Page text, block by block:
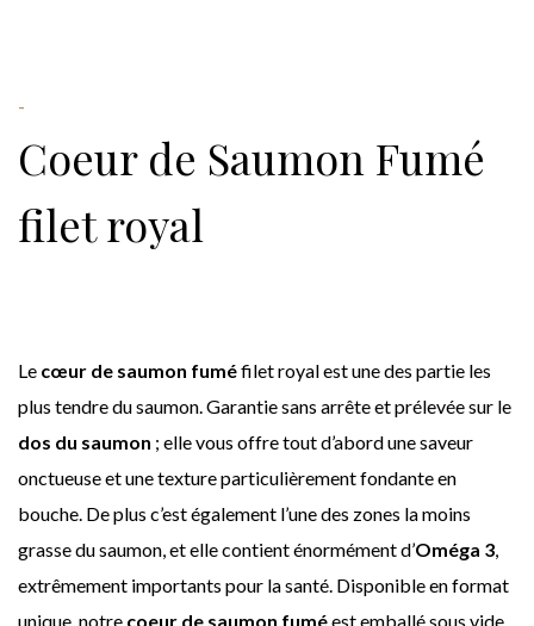
-
Coeur de Saumon Fumé
filet royal
Le cœur de saumon fuméfilet royal est une des partie les
plus tendre du saumon. Garantie sans arrête et prélevée sur le
dos du saumon ; elle vous offre tout d’abord une saveur
onctueuse et une texture particulièrement fondante en
bouche. De plus c’est également l’une des zones la moins
grasse du saumon, et elle contient énormément d’Oméga 3
extrêmement importants pour la santé. Disponible en format
unique, notre coeur de saumon fuméest emballé sous vide